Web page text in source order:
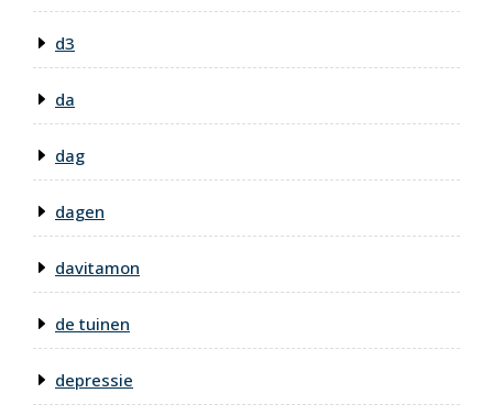
d3
da
dag
dagen
davitamon
de tuinen
depressie